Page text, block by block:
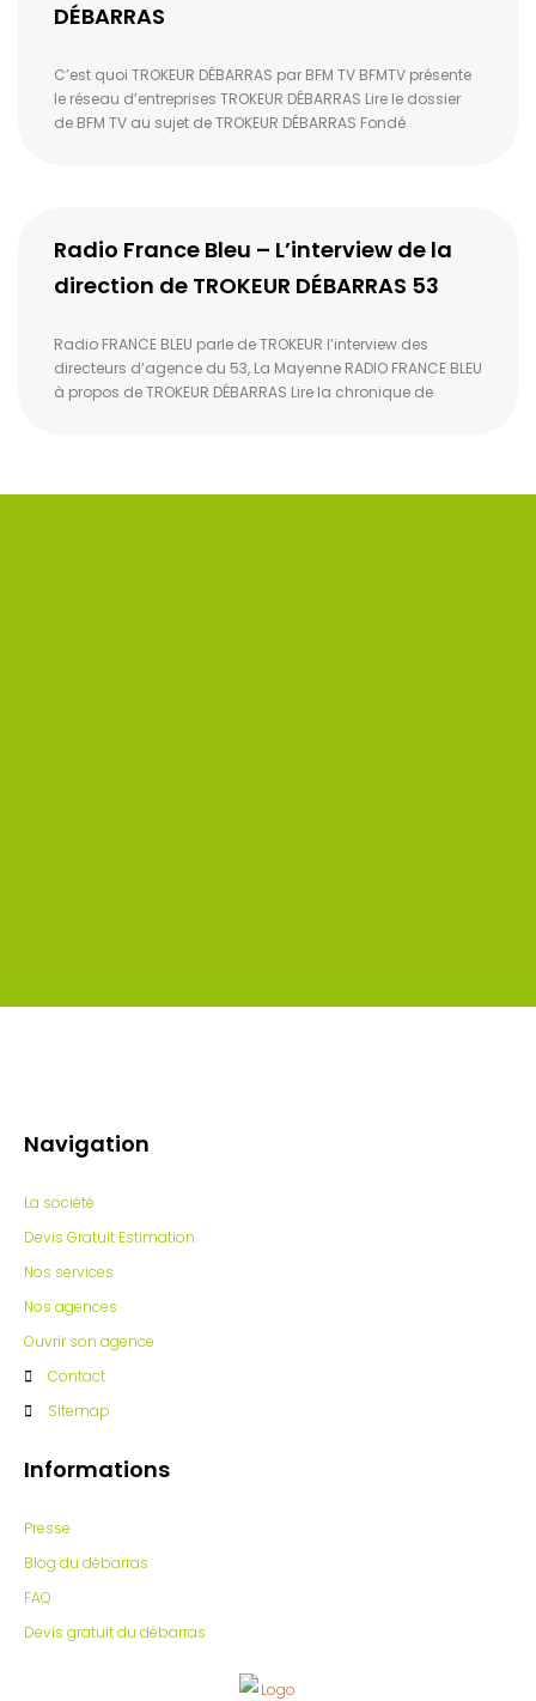
DÉBARRAS
C’est quoi TROKEUR DÉBARRAS par BFM TV BFMTV présente
le réseau d’entreprises TROKEUR DÉBARRAS Lire le dossier
de BFM TV au sujet de TROKEUR DÉBARRAS Fondé
Radio France Bleu – L’interview de la
direction de TROKEUR DÉBARRAS 53
Radio FRANCE BLEU parle de TROKEUR l’interview des
directeurs d’agence du 53, La Mayenne RADIO FRANCE BLEU
à propos de TROKEUR DÉBARRAS Lire la chronique de
Navigation
La société
Devis Gratuit Estimation
Nos services
Nos agences
Ouvrir son agence
Contact
Sitemap
Informations
Presse
Blog du débarras
FAQ
Devis gratuit du débarras